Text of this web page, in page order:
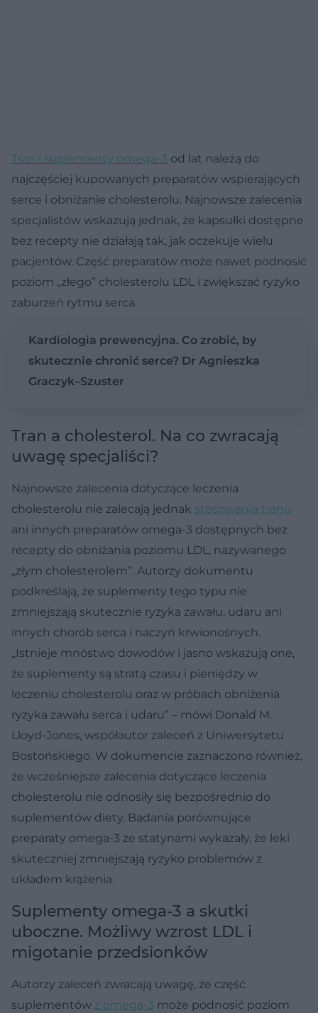
Tran i suplementy omega-3 od lat należą do
najczęściej kupowanych preparatów wspierających
serce i obniżanie cholesterolu. Najnowsze zalecenia
specjalistów wskazują jednak, że kapsułki dostępne
bez recepty nie działają tak, jak oczekuje wielu
pacjentów. Część preparatów może nawet podnosić
poziom „złego” cholesterolu LDL i zwiększać ryzyko
zaburzeń rytmu serca.
Kardiologia prewencyjna. Co zrobić, by
skutecznie chronić serce? Dr Agnieszka
Graczyk–Szuster
Tran a cholesterol. Na co zwracają
uwagę specjaliści?
Najnowsze zalecenia dotyczące leczenia
cholesterolu nie zalecają jednak stosowania tranu
ani innych preparatów omega-3 dostępnych bez
recepty do obniżania poziomu LDL, nazywanego
„złym cholesterolem”. Autorzy dokumentu
podkreślają, że suplementy tego typu nie
zmniejszają skutecznie ryzyka zawału, udaru ani
innych chorób serca i naczyń krwionośnych.
„Istnieje mnóstwo dowodów i jasno wskazują one,
że suplementy są stratą czasu i pieniędzy w
leczeniu cholesterolu oraz w próbach obniżenia
ryzyka zawału serca i udaru” – mówi Donald M.
Lloyd-Jones, współautor zaleceń z Uniwersytetu
Bostońskiego. W dokumencie zaznaczono również,
że wcześniejsze zalecenia dotyczące leczenia
cholesterolu nie odnosiły się bezpośrednio do
suplementów diety. Badania porównujące
preparaty omega-3 ze statynami wykazały, że leki
skuteczniej zmniejszają ryzyko problemów z
układem krążenia.
Suplementy omega-3 a skutki
uboczne. Możliwy wzrost LDL i
migotanie przedsionków
Autorzy zaleceń zwracają uwagę, że część
suplementów z omega-3 może podnosić poziom